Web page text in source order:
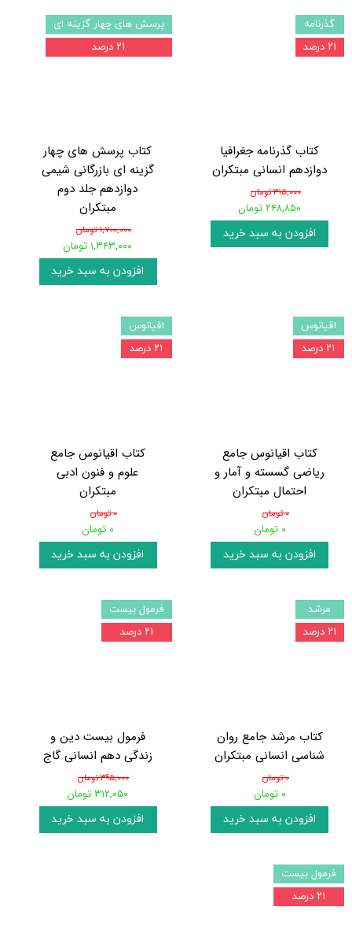
کتاب گذرنامه جغرافیا
دوازدهم انسانی مبتکران
۳۱۵,۰۰۰ تومان
۲۴۸,۸۵۰ تومان
افزودن به سبد خرید
گذرنامه
۲۱ درصد
کتاب پرسش های چهار
گزینه ای بازرگانی شیمی
دوازدهم جلد دوم
مبتکران
۱,۷۰۰,۰۰۰ تومان
۱,۳۴۳,۰۰۰ تومان
افزودن به سبد خرید
پرسش های چهار گزینه ای
۲۱ درصد
کتاب اقیانوس جامع
ریاضی گسسته و آمار و
احتمال مبتکران
۰ تومان
۰ تومان
افزودن به سبد خرید
اقیانوس
۲۱ درصد
کتاب اقیانوس جامع
علوم و فنون ادبی
مبتکران
۰ تومان
۰ تومان
افزودن به سبد خرید
اقیانوس
۲۱ درصد
کتاب مرشد جامع روان
شناسی انسانی مبتکران
۰ تومان
۰ تومان
افزودن به سبد خرید
مرشد
۲۱ درصد
فرمول بیست دین و
زندگی دهم انسانی گاج
۳۹۵,۰۰۰ تومان
۳۱۲,۰۵۰ تومان
افزودن به سبد خرید
فرمول بیست
۲۱ درصد
فرمول بیست
۲۱ درصد